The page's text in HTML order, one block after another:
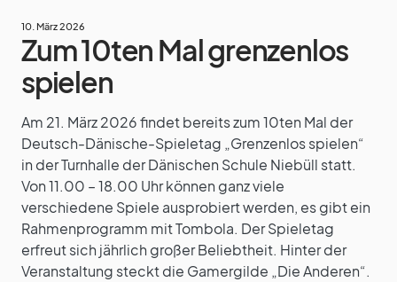
10. März 2026
Zum 10ten Mal grenzenlos
spielen
Am 21. März 2026 findet bereits zum 10ten Mal der
Deutsch-Dänische-Spieletag „Grenzenlos spielen“
in der Turnhalle der Dänischen Schule Niebüll statt.
Von 11.00 – 18.00 Uhr können ganz viele
verschiedene Spiele ausprobiert werden, es gibt ein
Rahmenprogramm mit Tombola. Der Spieletag
erfreut sich jährlich großer Beliebtheit. Hinter der
Veranstaltung steckt die Gamergilde „Die Anderen“.